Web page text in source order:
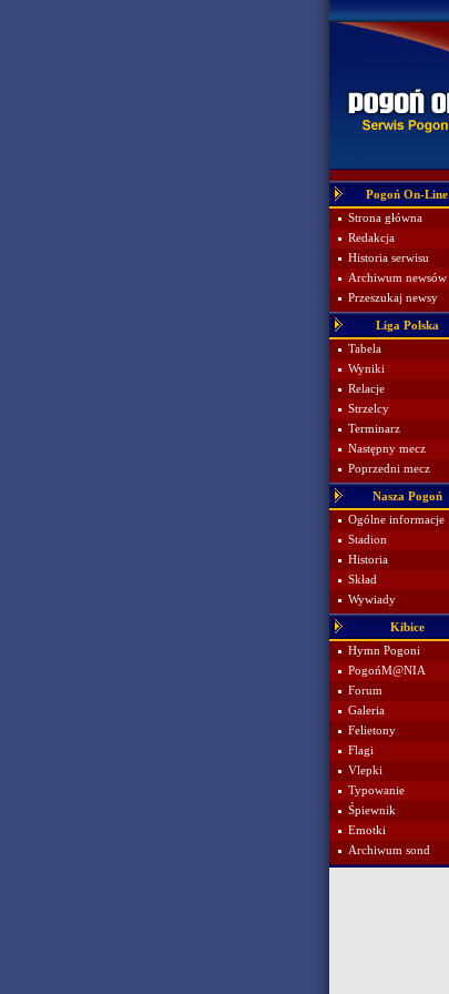
Pogoń On-Line
Strona główna
Redakcja
Historia serwisu
Archiwum newsów
Przeszukaj newsy
Liga Polska
Tabela
Wyniki
Relacje
Strzelcy
Terminarz
Następny mecz
Poprzedni mecz
Nasza Pogoń
Ogólne informacje
Stadion
Historia
Skład
Wywiady
Kibice
Hymn Pogoni
PogońM@NIA
Forum
Galeria
Felietony
Flagi
Vlepki
Typowanie
Śpiewnik
Emotki
Archiwum sond